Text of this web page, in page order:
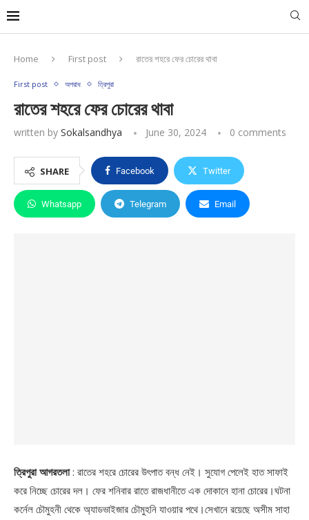
Home First post রাতের শহরে ফের চোরের থাবা
First post অপরাধ ত্রিপুরা
রাতের শহরে ফের চোরের থাবা
written by Sokalsandhya June 30, 2024 0 comments
SHARE Facebook Twitter
Whatsapp Telegram Email
ত্রিপুরা আগরতলা: রাতের শহরে চোরের উৎপাত বন্ধ নেই। সুযোগ পেলেই হাত সাফাই
করে নিচ্ছে চোরের দল। ফের শনিবার রাতে রাজধানীতে এক দোকানে হানা চোরের।ঘটনা
কর্নেল চৌমুহনী থেকে অ্যাডভাইজার চৌমুহনি যাওয়ার পথে।সেখানে রয়েছে অসীম সাহা